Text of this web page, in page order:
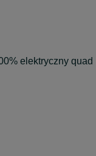
elektryczny quad